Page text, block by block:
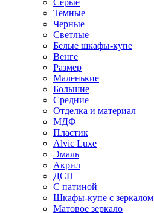
Серые
Темные
Черные
Светлые
Белые шкафы-купе
Венге
Размер
Маленькие
Большие
Средние
Отделка и материал
МДФ
Пластик
Alvic Luxe
Эмаль
Акрил
ДСП
С патиной
Шкафы-купе с зеркалом
Матовое зеркало